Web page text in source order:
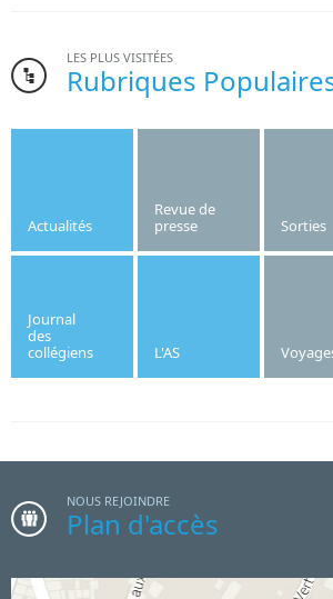
Le mardi 16 juin 2026, trois
ont pu découvrir les violons
marque un réel fossé avec la
les élèves n'ont pas tari de
Originaire de Saint Pierre du
LES PLUS VISITÉES
Rubriques
Actualités
Revue de
presse
Sorties
Journal
des
collégiens
L'AS
NOUS REJOINDRE
Plan d'accès